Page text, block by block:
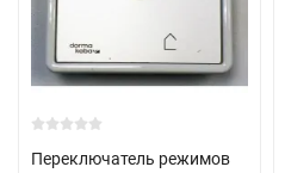
Переключатель режимов